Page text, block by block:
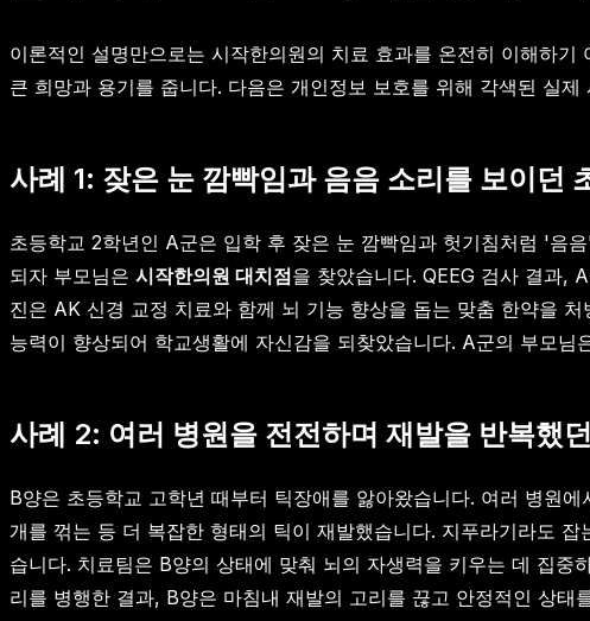
이론적인 설명만으로는 시작한의원의 치료 효과를 온전히 이해하
큰 희망과 용기를 줍니다. 다음은 개인정보 보호를 위해 각색된 실
사례 1: 잦은 눈 깜빡임과 음음 소리를 보이던
초등학교 2학년인 A군은 입학 후 잦은 눈 깜빡임과 헛기침처럼 '음
되자 부모님은 시작한의원 대치점을 찾았습니다. QEEG 검사 결과,
진은 AK 신경 교정 치료와 함께 뇌 기능 향상을 돕는 맞춤 한약을
능력이 향상되어 학교생활에 자신감을 되찾았습니다. A군의 부모
사례 2: 여러 병원을 전전하며 재발을 반복했
B양은 초등학교 고학년 때부터 틱장애를 앓아왔습니다. 여러 병원
개를 꺾는 등 더 복잡한 형태의 틱이 재발했습니다. 지푸라기라도 잡
습니다. 치료팀은 B양의 상태에 맞춰 뇌의 자생력을 키우는 데 집중
리를 병행한 결과, B양은 마침내 재발의 고리를 끊고 안정적인 상